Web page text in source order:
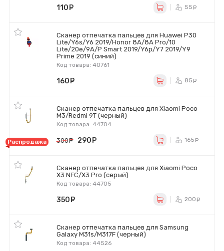
110 55
Сканер отпечатка пальцев для Huawei P30
Lite/Y6s/Y6 2019/Honor 8A/8A Pro/10
Lite/20e/9A/P Smart 2019/Y6p/Y7 2019/Y9
Prime 2019 (синий)
Код товара: 40761
160 85
Сканер отпечатка пальцев для Xiaomi Poco
M3/Redmi 9T (черный)
Код товара: 44704
Распродажа 300 руб.
290 165
Сканер отпечатка пальцев для Xiaomi Poco
X3 NFC/X3 Pro (серый)
Код товара: 44705
350 200
Сканер отпечатка пальцев для Samsung
Galaxy M31s/M317F (черный)
Код товара: 44526